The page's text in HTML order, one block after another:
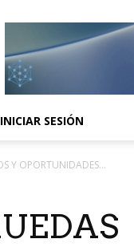
INICIAR SESIÓN
Y OPORTUNIDADES...